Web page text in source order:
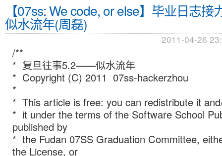
【07ss: We code, or else】毕业日志
似水流年(周磊)
2011-04-26
/**
* 复旦往事5.2——似水流年
* Copyright (C) 2011 07ss-hackerzhou
*
* This article is free: you can redistribute it
* it under the terms of the Software School
published by
* the Fudan 07SS Graduation Committee,
the License, or